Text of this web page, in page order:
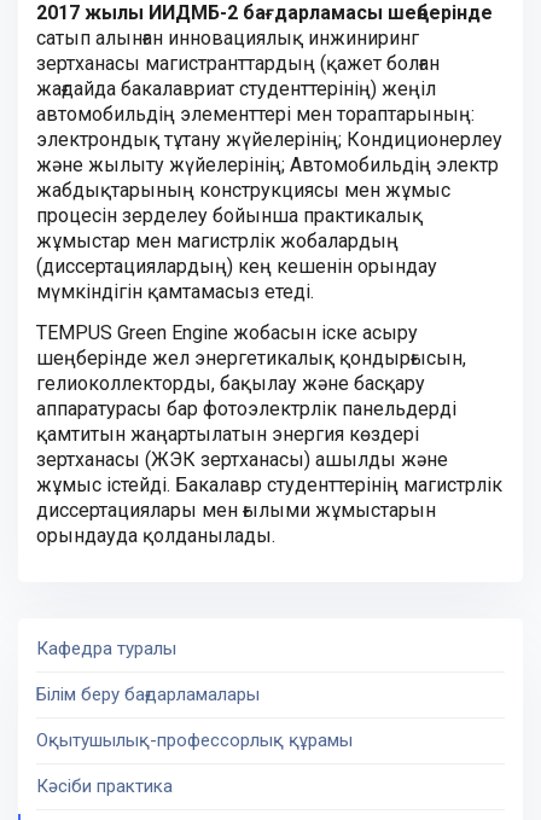
2017 жылы ИИДМБ-2 бағдарламасы шеңберінде
сатып алынған инновациялық инжиниринг
зертханасы магистранттардың (қажет болған
жағдайда бакалавриат студенттерінің) жеңіл
автомобильдің элементтері мен тораптарының:
электрондық тұтану жүйелерінің; Кондиционерлеу
және жылыту жүйелерінің; Автомобильдің электр
жабдықтарының конструкциясы мен жұмыс
процесін зерделеу бойынша практикалық
жұмыстар мен магистрлік жобалардың
(диссертациялардың) кең кешенін орындау
мүмкіндігін қамтамасыз етеді.
TEMPUS Green Engine жобасын іске асыру
шеңберінде жел энергетикалық қондырғысын,
гелиоколлекторды, бақылау және басқару
аппаратурасы бар фотоэлектрлік панельдерді
қамтитын жаңартылатын энергия көздері
зертханасы (ЖЭК зертханасы) ашылды және
жұмыс істейді. Бакалавр студенттерінің магистрлік
диссертациялары мен ғылыми жұмыстарын
орындауда қолданылады.
Кафедра туралы
Білім беру бағдарламалары
Оқытушылық-профессорлық құрамы
Кәсіби практика